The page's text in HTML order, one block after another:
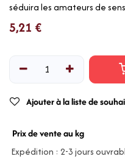
séduira les amateurs de
5,21 €
Ajouter à la liste de
Prix de vente au kg
Expédition : 2-3 jours